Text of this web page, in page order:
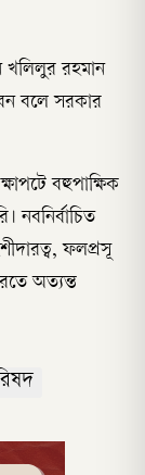
খলিলুর রহমান
বলে সরকার
বহুপাক্ষিক
নবনির্বাচিত
ফলপ্রসূ
অত্যন্ত